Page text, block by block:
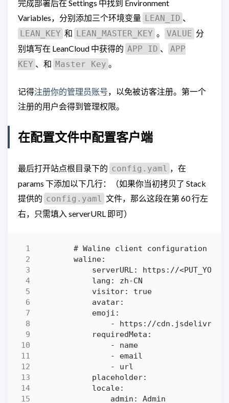
完成部署后在 Settings 中找到 Environment
Variables，分别添加三个环境变量 LEAN_ID 、
LEAN_KEY 和 LEAN_MASTER_KEY 。 VALUE 分
别填写在 LeanCloud 中获得的 APP ID 、
APP
KEY 、和 Master Key 。
记得注册你的管理员账号，以免被访客注册。第一个
注册的用户会得到管理权限。
在配置文件中配置客户端
最后打开站点根目录下的 config.yaml ，在
params 下添加以下几行：（如果你当初拷贝了 Stack
提供的 config.yaml 文件，那么这段在第 60 行左
右，只需填入 serverURL 即可）